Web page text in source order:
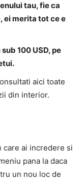
tau, fie ca
ei merita tot ce e
100 USD, pe
aici toate
din interior.
care ai incredere si
pana la daca
un nou loc de